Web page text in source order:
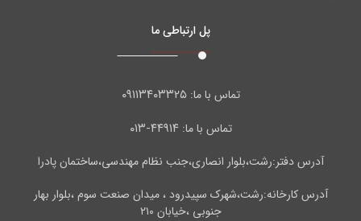
پل ارتباطی ما
تماس با ما:۰۹۱۱۳۴۰۳۳۲۵
تماس با ما: ۴۴۹۱۴-۰۱۳
آدرس دفتر:رشت،بلوار انصاری،جنب نظام مهندسی،ساختمان پادرا
آدرس کارخانه:رشت،شهرک سپیدرود ، میدان صنعت سوم ،بلوار بهار
جنوبی ،خیابان ۲۱۰